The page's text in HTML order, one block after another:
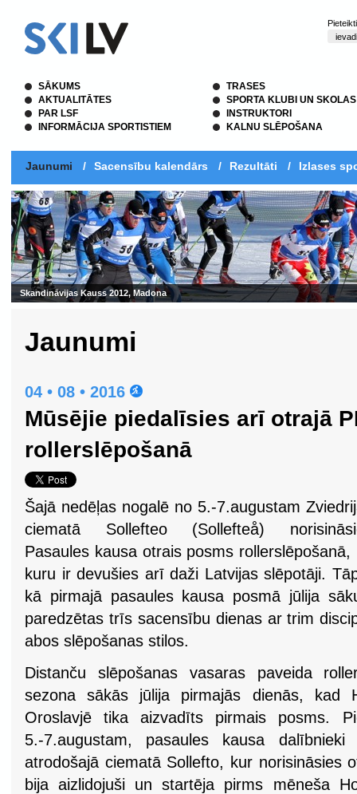
SĀKUMS
AKTUALITĀTES
PAR LSF
INFORMĀCIJA SPORTISTIEM
TRASES
SPORTA KLUBI UN SKOLAS
INSTRUKTORI
KALNU SLĒPOŠANA
Jaunumi / Sacensību kalendārs / Rezultāti / Izlases
Skandināvijas Kauss 2012, Madona
Jaunumi
04 • 08 • 2016
Mūsējie piedalīsies arī otrajā
rollerslēpošanā
Šajā nedēļas nogalē no 5.-7.augustam
ciematā Sollefteo (Sollefteå)
Pasaules kausa otrais posms rollerslēpošanā,
kuru ir devušies arī daži Latvijas slēpotāji.
kā pirmajā pasaules kausa posmā jūlija
paredzētas trīs sacensību dienas ar trim
abos slēpošanas stilos.
Distanču slēpošanas vasaras paveida
sezona sākās jūlija pirmajās dienās, kad
Oroslavjē tika aizvadīts pirmais posms.
5.-7.augustam, pasaules kausa dalībnieki
atrodošajā ciematā Sollefto, kur norisināsies
bija aizlidojuši un startēja pirms mēneša